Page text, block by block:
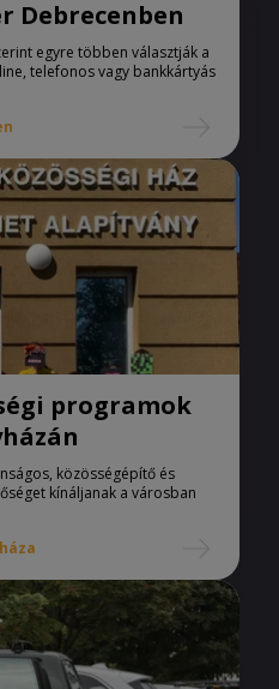
Debrecenben
egyre többen választják a
telefonos vagy bankkártyás
programok
közösségépítő és
kínáljanak a városban